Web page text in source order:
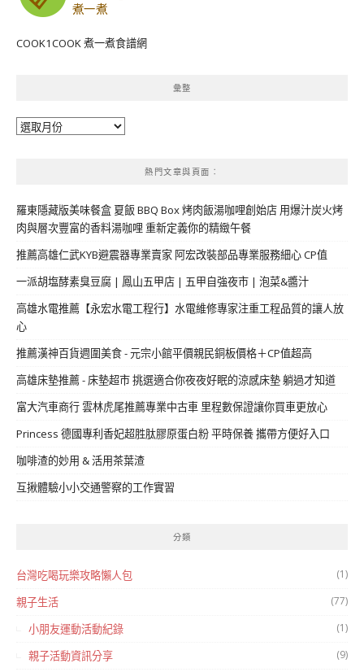
COOK1COOK 煮一煮食譜網
彙整
彙
熱門文章與頁面︰
羅東隱藏版美味餐盒 夏飯 BBQ Box 烤肉飯湯咖哩創始店 用爆汁炭火烤
肉與層次豐富的香料湯咖哩 重新定義你的精緻午餐
推薦高雄仁武KYB避震器專業賣家 阿宏改裝部品專業服務細心 CP值
一派胡塩酵素臭豆腐 | 鳳山五甲店 | 五甲自強夜市 | 泡菜&醬汁
高雄水電推薦【永宏水電工程行】水電維修專家注重工程品質的讓人放
心
推薦漢神百貨週圍美食 - 元宗小館平價親民銅板價格＋CP值超高
高雄床墊推薦 - 床墊超市 挑選適合你夜夜好眠的涼感床墊 躺過才知道
富大汽車商行 雲林虎尾推薦專業中古車 里程數保證讓你買車更放心
Princess 德國專利香妃超胜肽膠原蛋白粉 平時保養 攜帶方便好入口
咖啡渣的妙用 & 活用茶葉渣
互揪體驗小小交通警察的工作實習
分類
台灣吃喝玩樂攻略懶人包 (1)
親子生活 (77)
小朋友運動活動紀錄 (1)
親子活動資訊分享 (9)